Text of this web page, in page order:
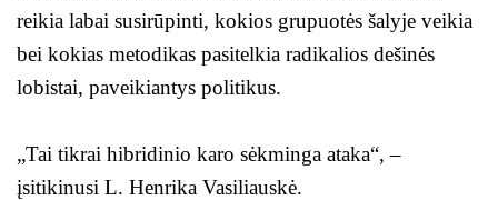
reikia labai susirūpinti, kokios grupuotės šalyje veikia
bei kokias metodikas pasitelkia radikalios dešinės
lobistai, paveikiantys politikus.
„Tai tikrai hibridinio karo sėkminga ataka“, –
įsitikinusi L. Henrika Vasiliauskė.